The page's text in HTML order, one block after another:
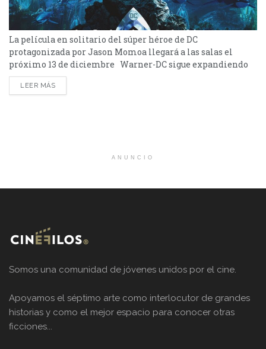
La película en solitario del súper héroe de DC
protagonizada por Jason Momoa llegará a las salas el
próximo 13 de diciembre Warner-DC sigue expandiendo
su universo de súper héroes con películas en solitario y la
próxima en llegar será Aquaman, personaje interpretado
LEER MÁS
ANUNCIO
Somos una comunidad de jóvenes unidos por el cine.
Apoyamos el séptimo arte como interlocutor de grandes
historias y como el mejor espacio para conocer otras
ficciones...